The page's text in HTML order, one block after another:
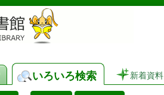
いろいろ検索 新着資料